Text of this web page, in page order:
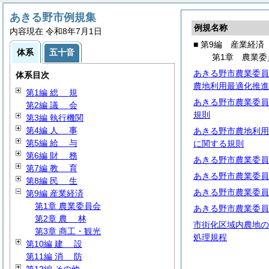
例規名称
■ 第9編 産業経済
第1章 農業委
あきる野市農業委
農地利用最適化推
あきる野市農業委
規則
あきる野市農地利
に関する規則
あきる野市農業委
あきる野市農業委
あきる野市農業委
あきる野市農業委
市街化区域内農地
処理規程
あきる野市例規集
内容現在 令和8年7月1日
体系 五十音
体系目次
第1編 総 規
第2編 議 会
第3編 執行機関
第4編 人 事
第5編 給 与
第6編 財 務
第7編 教 育
第8編 民 生
第9編 産業経済
第1章 農業委員会
第2章 農 林
第3章 商工・観光
第10編 建 設
第11編 消 防